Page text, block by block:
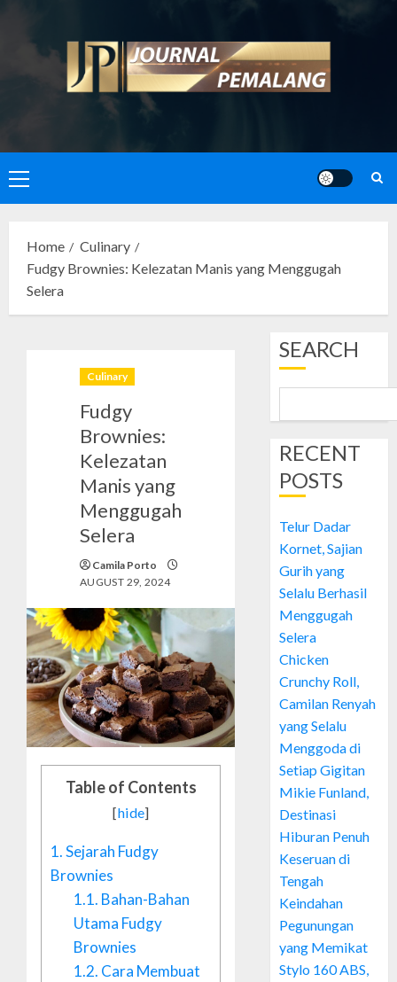
content
Primary
Menu
Home
Culinary
Fudgy Brownies: Kelezatan Manis yang Menggugah
Selera
Culinary
Fudgy
Brownies:
Kelezatan
Manis yang
Menggugah
Selera
Camila Porto
AUGUST 29, 2024
Table of Contents
[hide]
1.Sejarah Fudgy
Brownies
1.1. Bahan-Bahan
Utama Fudgy
Brownies
1.2. Cara Membuat
SEARCH
RECENT
POSTS
Telur Dadar
Kornet, Sajian
Gurih yang
Selalu Berhasil
Menggugah
Selera
Chicken
Crunchy Roll,
Camilan Renyah
yang Selalu
Menggoda di
Setiap Gigitan
Mikie Funland,
Destinasi
Hiburan Penuh
Keseruan di
Tengah
Keindahan
Pegunungan
yang Memikat
Stylo 160 ABS,